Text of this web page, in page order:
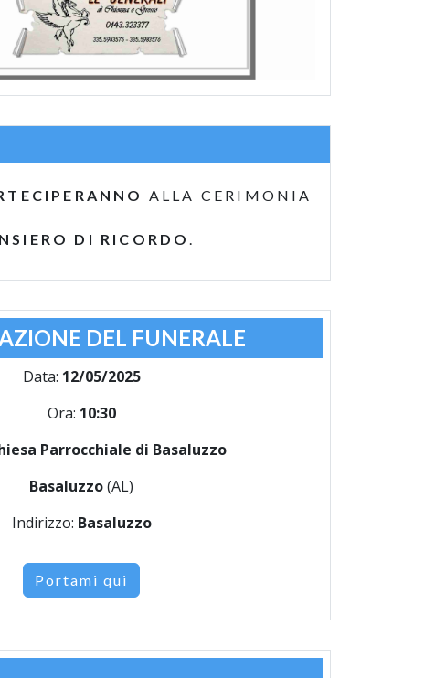
ALLA CERIMONIA
DI RICORDO.
DEL FUNERALE
Data: 12/05/2025
Ora: 10:30
Parrocchiale di Basaluzzo
Basaluzzo(AL)
Indirizzo: Basaluzzo
Portami qui